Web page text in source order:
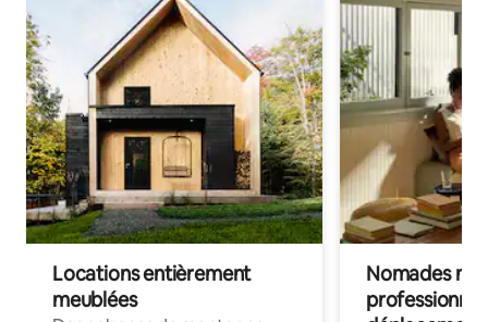
Locations entièrement
meublées
Nomades